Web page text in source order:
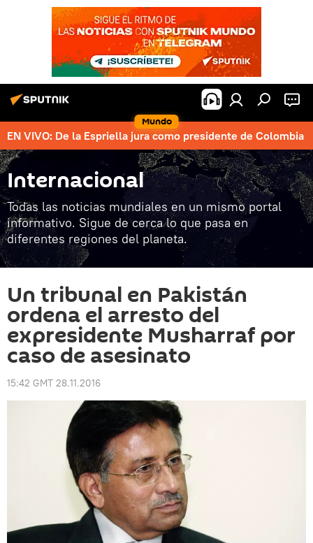
Mundo
EN VIVO: De la Espriella jura como presidente de Colombia
Internacional
Todas las noticias mundiales en un mismo portal
informativo. Sigue de cerca lo que pasa en
diferentes regiones del planeta.
Un tribunal en Pakistán
ordena el arresto del
expresidente Musharraf por
caso de asesinato
15:42 GMT 28.11.2016